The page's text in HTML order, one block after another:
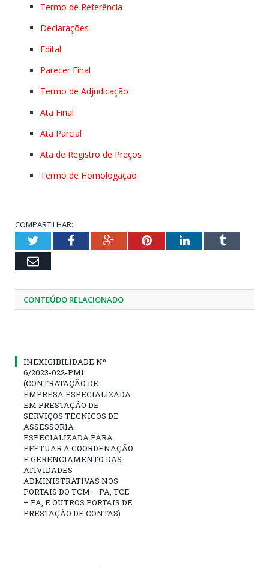
Termo de Referência
Declarações
Edital
Parecer Final
Termo de Adjudicação
Ata Final
Ata Parcial
Ata de Registro de Preços
Termo de Homologação
COMPARTILHAR:
TwitterFacebookGoogle+PinterestLinkedInTumblr
Email
CONTEÚDO RELACIONADO
INEXIGIBILIDADE Nº
6/2023-022-PMI
(CONTRATAÇÃO DE
EMPRESA ESPECIALIZADA
EM PRESTAÇÃO DE
SERVIÇOS TÉCNICOS DE
ASSESSORIA
ESPECIALIZADA PARA
EFETUAR A COORDENAÇÃO
E GERENCIAMENTO DAS
ATIVIDADES
ADMINISTRATIVAS NOS
PORTAIS DO TCM – PA, TCE
– PA, E OUTROS PORTAIS DE
PRESTAÇÃO DE CONTAS)